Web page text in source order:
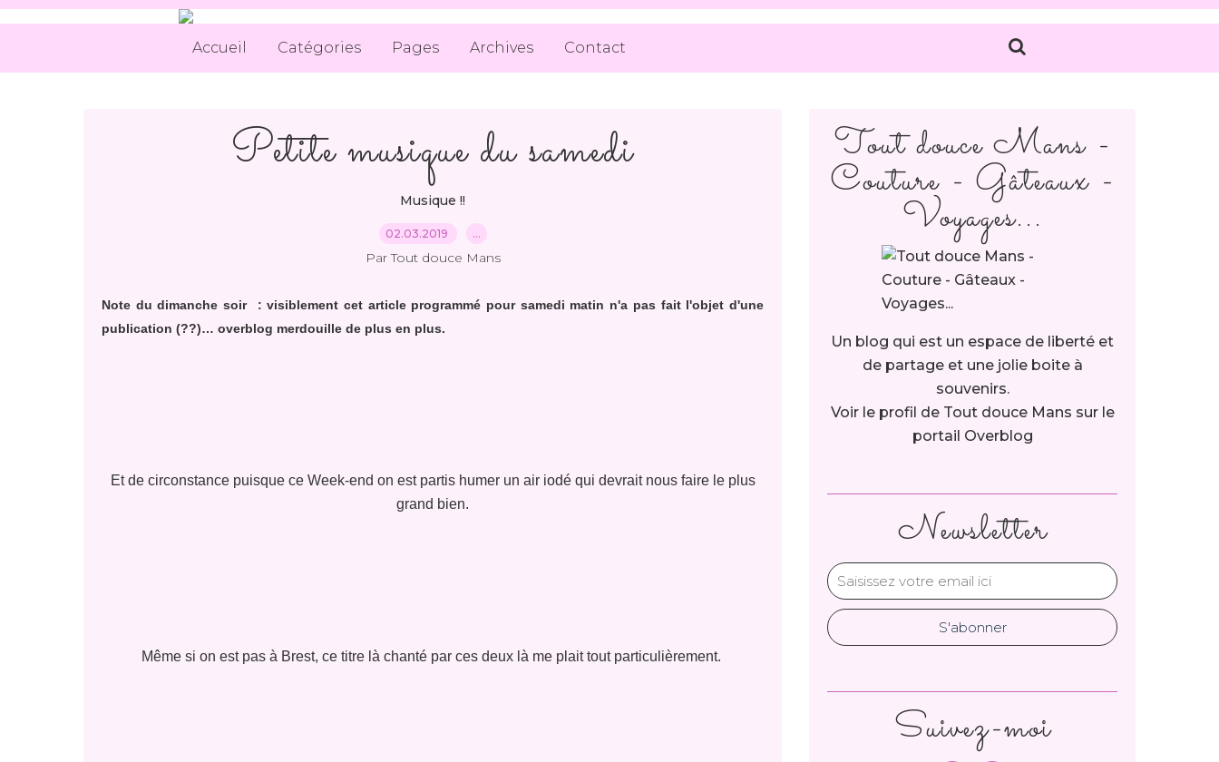
Accueil Catégories Pages Archives Contact
Petite musique du samedi
Musique !!
02.03.2019 …
Par Tout douce Mans
Note du dimanche soir : visiblement cet article programmé pour samedi matin n'a pas fait l'objet d'une
publication (??)… overblog merdouille de plus en plus.
Et de circonstance puisque ce Week-end on est partis humer un air iodé qui devrait nous faire le plus
grand bien.
Même si on est pas à Brest, ce titre là chanté par ces deux là me plait tout particulièrement.
Newsletter
Tout douce Mans -
Couture - Gâteaux -
Voyages...
Un blog qui est un espace de liberté et
de partage et une jolie boite à
souvenirs.
Voir le profil de Tout douce Mans sur le
portail Overblog
Suivez-moi